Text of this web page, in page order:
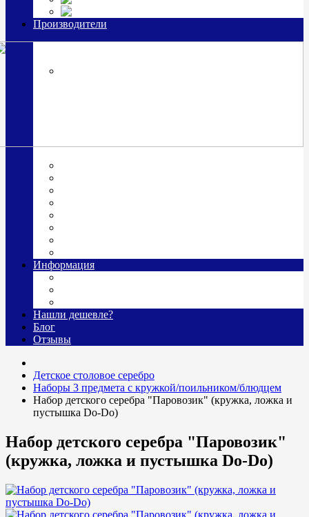
Производители
Информация
Нашли дешевле?
Блог
Отзывы
Детское столовое серебро
Наборы 3 предмета с кружкой/поильником/блюдцем
Набор детского серебра "Паровозик" (кружка, ложка и
пустышка Do-Do)
Набор детского серебра "Паровозик"
(кружка, ложка и пустышка Do-Do)